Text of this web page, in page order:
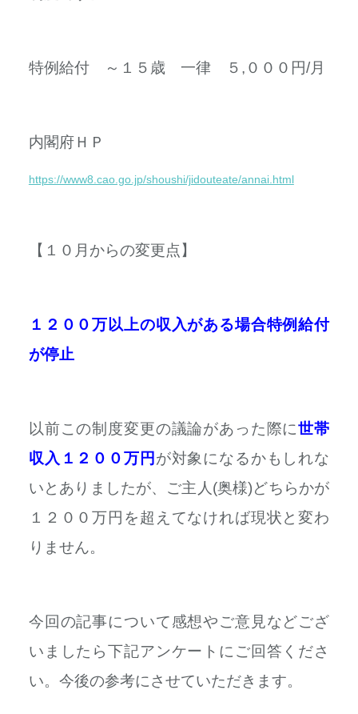
特例給付 ～１５歳 一律 ５,０００円/月
内閣府ＨＰ
https://www8.cao.go.jp/shoushi/jidouteate/annai.html
【１０月からの変更点】
１２００万以上の収入がある場合特例給付
が停止
以前この制度変更の議論があった際に世帯
収入１２００万円 が対象になるかもしれな
いとありましたが、ご主人(奥様)どちらかが
１２００万円を超えてなければ現状と変わ
りません。
今回の記事について感想やご意見などござ
いましたら下記アンケートにご回答くださ
い。今後の参考にさせていただきます。